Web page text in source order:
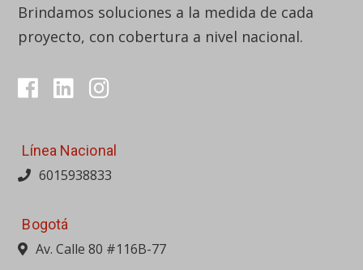
Brindamos soluciones a la medida de cada
proyecto, con cobertura a nivel nacional.
Línea Nacional
6015938833
Bogotá
Av. Calle 80 #116B-77